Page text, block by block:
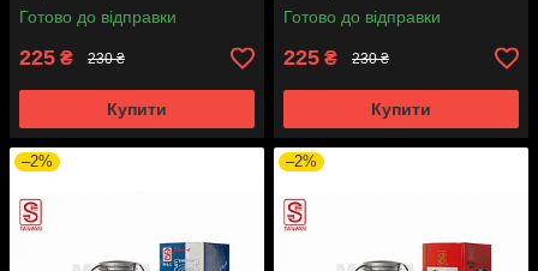
Готово до відправки
225 ₴ 230 ₴
Купити
Готово до відправки
225 ₴ 230 ₴
Купити
–2% –2%